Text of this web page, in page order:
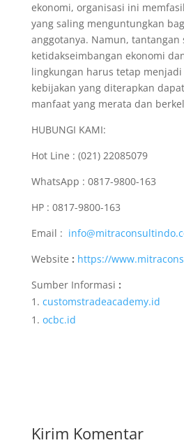
ekonomi, organisasi ini
yang saling menguntungkan
anggotanya. Namun, tantangan
ketidakseimbangan ekonomi
lingkungan harus tetap
kebijakan yang diterapkan
manfaat yang merata dan
HUBUNGI KAMI:
Hot Line : (021) 22085079
WhatsApp : 0817-9800-163
HP : 0817-9800-163
Email :
Website : https://
Sumber Informasi :
customstradeacademy.id
ocbc.id
Kirim Komentar